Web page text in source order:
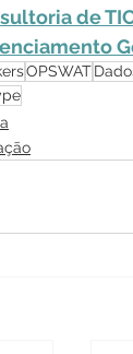
de
OPSWAT